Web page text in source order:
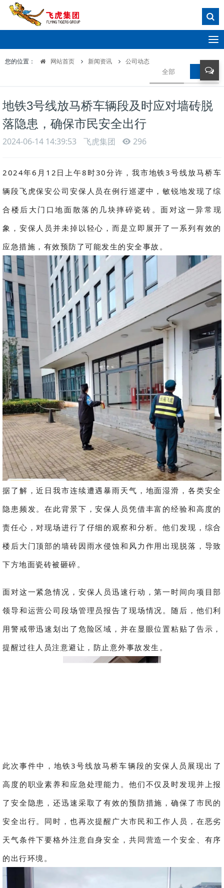
T
o
g
g
l
t
i
o
n
您的位置： 网站首页 新闻资讯 公司动态
全部 公司动
地铁3号线放马桥车辆段及时应对墙砖脱
落隐患，确保市民安全出行
2024-06-14 14:39:53 飞虎集团 296
2024年6月12日上午8时30分许，我市地铁3号线放马桥车
辆段飞虎保安公司安保人员在例行巡逻中，敏锐地发现了综
合楼后大门口地面散落的几块摔碎瓷砖。面对这一异常现
象，安保人员并未掉以轻心，而是立即展开了一系列有效的
应急措施，有效预防了可能发生的安全事故。
据了解，近日我市连续遭遇暴雨天气，地面湿滑，各类安全
隐患频发。在此背景下，安保人员凭借丰富的经验和高度的
责任心，对现场进行了仔细的观察和分析。他们发现，综合
楼后大门顶部的墙砖因雨水侵蚀和风力作用出现脱落，导致
下方地面瓷砖被砸碎。
面对这一紧急情况，安保人员迅速行动，第一时间向项目部
领导和运营公司段场管理员报告了现场情况。随后，他们利
用警戒带迅速划出了危险区域，并在显眼位置粘贴了告示，
提醒过往人员注意避让，防止意外事故发生。
此次事件中，地铁3号线放马桥车辆段的安保人员展现出了
高度的职业素养和应急处理能力。他们不仅及时发现并上报
了安全隐患，还迅速采取了有效的预防措施，确保了市民的
安全出行。同时，也再次提醒广大市民和工作人员，在恶劣
天气条件下要格外注意自身安全，共同营造一个安全、有序
的出行环境。